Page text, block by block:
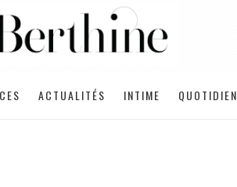
ACTUALITÉS INTIME QUOTIDIEN